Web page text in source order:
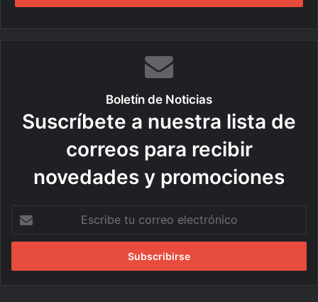
Boletín de Noticias
Suscríbete a nuestra lista de
correos para recibir
novedades y promociones
c
i